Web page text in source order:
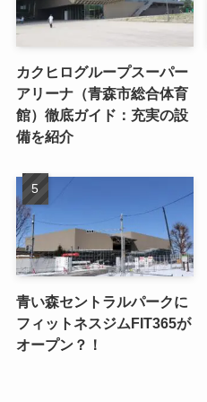
カクヒログループスーパー
アリーナ（青森市総合体育
館）徹底ガイド：充実の設
備を紹介
青い森セントラルパークに
フィットネスジムFIT365が
オープン？！